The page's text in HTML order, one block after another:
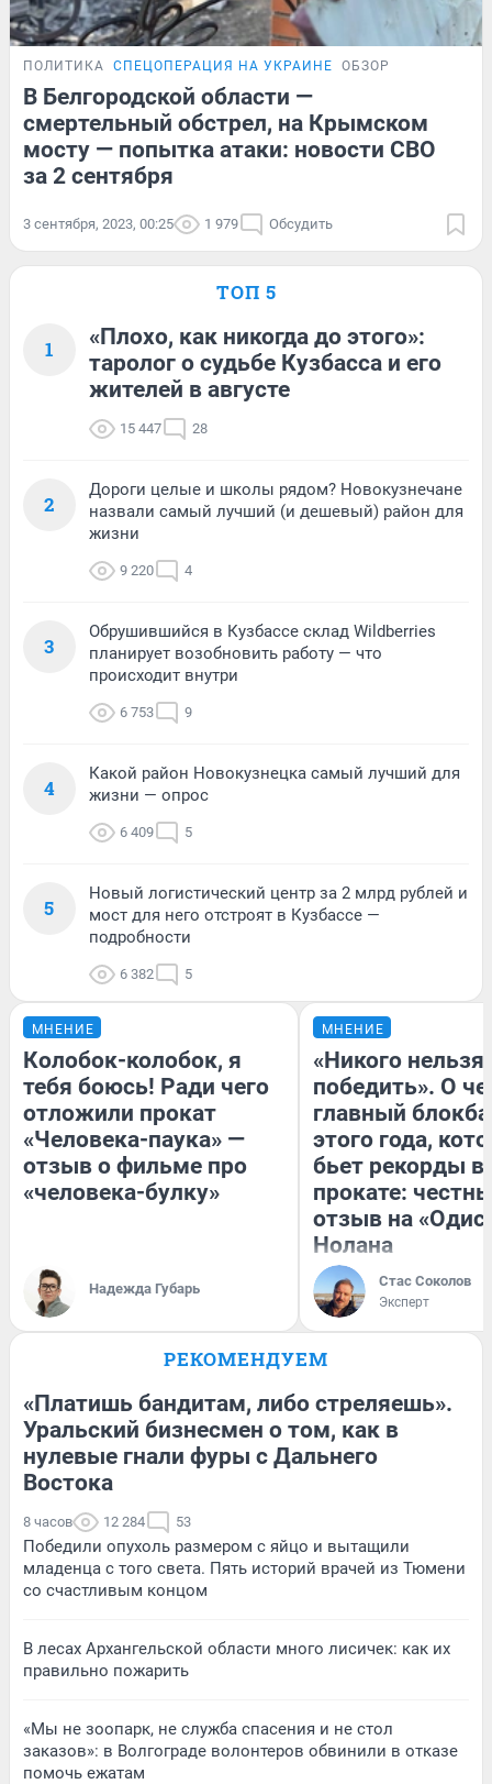
ПОЛИТИКА СПЕЦОПЕРАЦИЯ НА УКРАИНЕ ОБЗОР
В Белгородской области —
смертельный обстрел, на Крымском
мосту — попытка атаки: новости СВО
за 2 сентября
3 сентября, 2023, 00:25 1 979 Обсудить
ТОП 5
1
«Плохо, как никогда до этого»:
таролог о судьбе Кузбасса и его
жителей в августе
15 447 28
2
Дороги целые и школы рядом? Новокузнечане
назвали самый лучший (и дешевый) район для
жизни
9 220 4
3
Обрушившийся в Кузбассе склад Wildberries
планирует возобновить работу — что
происходит внутри
6 753 9
4
Какой район Новокузнецка самый лучший для
жизни — опрос
6 409 5
5
Новый логистический центр за 2 млрд рублей и
мост для него отстроят в Кузбассе —
подробности
6 382 5
МНЕНИЕ
Колобок-колобок, я
тебя боюсь! Ради чего
отложили прокат
«Человека-паука» —
отзыв о фильме про
«человека-булку»
Надежда Губарь
МНЕНИЕ
«Никого нельзя
победить». О
главный
этого года,
бьет рекорды в
прокате:
отзыв на
Нолана
Стас Соколов
Эксперт
РЕКОМЕНДУЕМ
«Платишь бандитам, либо стреляешь».
Уральский бизнесмен о том, как в
нулевые гнали фуры с Дальнего
Востока
8 часов 12 284 53
Победили опухоль размером с яйцо и вытащили
младенца с того света. Пять историй врачей из Тюмени
со счастливым концом
В лесах Архангельской области много лисичек: как их
правильно пожарить
«Мы не зоопарк, не служба спасения и не стол
заказов»: в Волгограде волонтеров обвинили в отказе
помочь ежатам